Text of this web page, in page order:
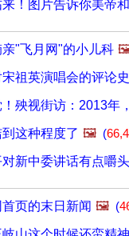
！图片告诉你美帝
"飞月网"的小儿科
宋祖英演唱会的评论
殃视街访：2013年
这种程度了 🖼️ (
对新中委讲话有点嚼头
页的末日新闻 🖼️ (